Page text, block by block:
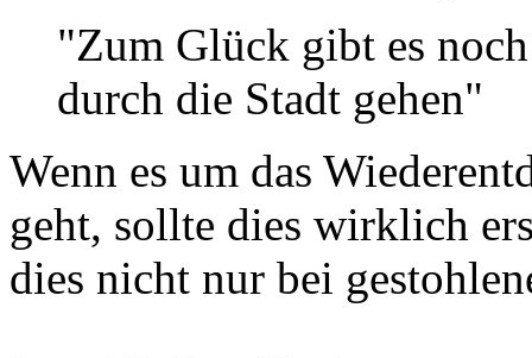
"Zum Glück gibt es
durch die Stadt gehen"
Wenn es um das
geht, sollte dies wirklich
dies nicht nur bei